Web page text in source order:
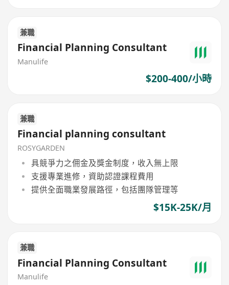
兼職
Financial Planning Consultant
Manulife
$200-400/小時
兼職
Financial planning consultant
ROSYGARDEN
具競爭力之佣金及獎金制度，收入無上限
支援專業進修，資助認證課程費用
提供全面職業發展路徑，包括團隊管理等
$15K-25K/月
兼職
Financial Planning Consultant
Manulife